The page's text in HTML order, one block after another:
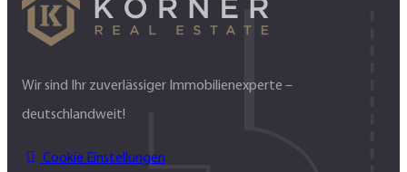
Wir sind Ihr zuverlässiger Immobilienexperte –
deutschlandweit!
Cookie Einstellungen